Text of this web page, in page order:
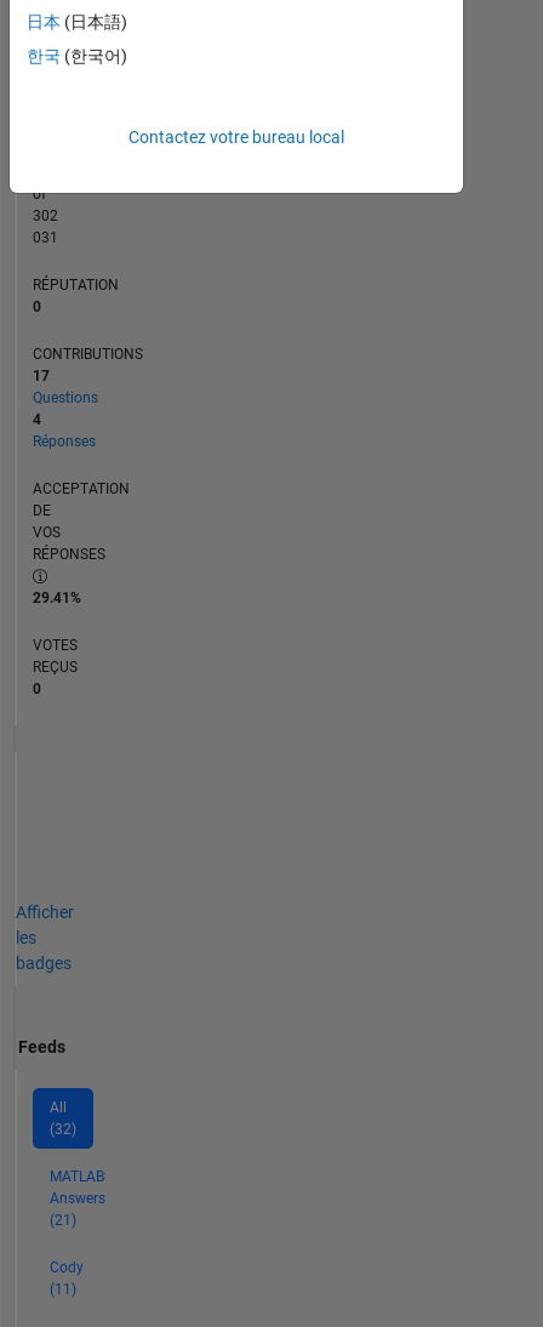
09/14
12/15
03/17
06/18
12/20
03/22
06/23
12/25
02/16
07/17
12/18
05/20
10/21
03/23
08/24
01/26
of
302
031
RÉPUTATION
0
CONTRIBUTIONS
17
Questions
4
Réponses
ACCEPTATION
DE
VOS
RÉPONSES
29.41%
VOTES
REÇUS
0
Afficher
les
badges
Feeds
All
(32)
MATLAB
Answers
(21)
Cody
(11)
日本 (日本語)
한국 (한국어)
Contactez votre bureau local